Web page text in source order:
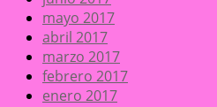
mayo 2017
abril 2017
marzo 2017
febrero 2017
enero 2017